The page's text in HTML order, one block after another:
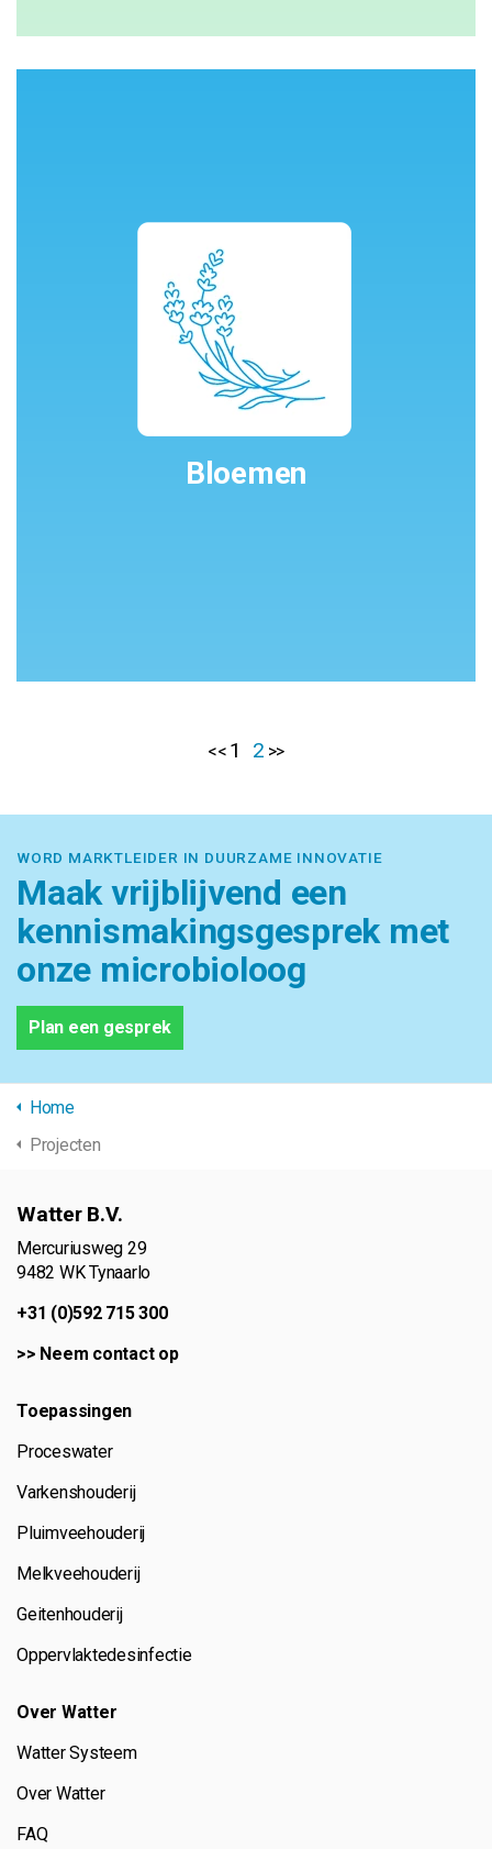
Bloemen
<< 1 2 >>
WORD MARKTLEIDER IN DUURZAME INNOVATIE
Maak vrijblijvend een
kennismakingsgesprek met
onze microbioloog
Plan een gesprek
Home
Projecten
Watter B.V.
Mercuriusweg 29
9482 WK Tynaarlo
+31 (0)592 715 300
>> Neem contact op
Toepassingen
Proceswater
Varkenshouderij
Pluimveehouderij
Melkveehouderij
Geitenhouderij
Oppervlaktedesinfectie
Over Watter
Watter Systeem
Over Watter
FAQ